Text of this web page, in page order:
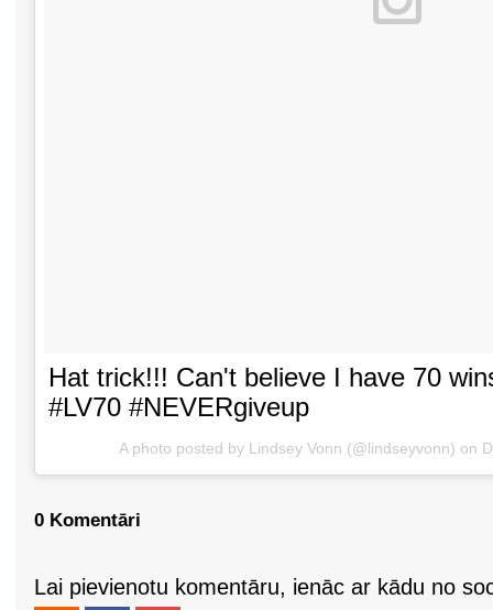
Hat trick!!! Can't believe I have 70
#LV70 #NEVERgiveup
A photo posted by Lindsey Vonn (@lindseyvonn) on
0 Komentāri
Lai pievienotu komentāru, ienāc ar kādu no